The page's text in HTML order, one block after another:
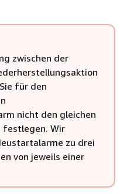
zwischen der
für den
nicht den gleichen
festlegen. Wir
zu drei
von jeweils einer